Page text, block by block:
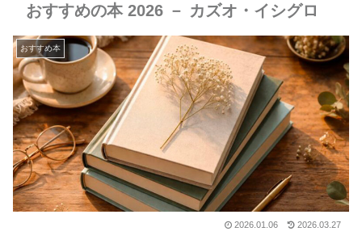
おすすめの本 2026 － カズオ・イシグロ
おすすめ本
2026.01.06 2026.03.27